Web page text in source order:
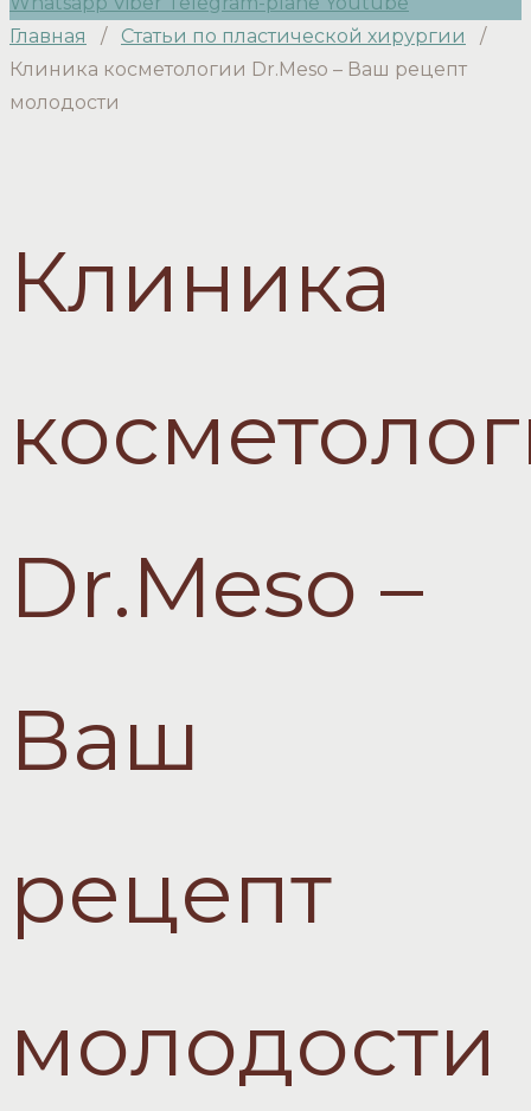
Главная
/ Статьи по пластической хирургии
/
Клиника косметологии Dr.Meso – Ваш рецепт
молодости
Клиника
Dr.Meso –
Ваш
рецепт
молодости